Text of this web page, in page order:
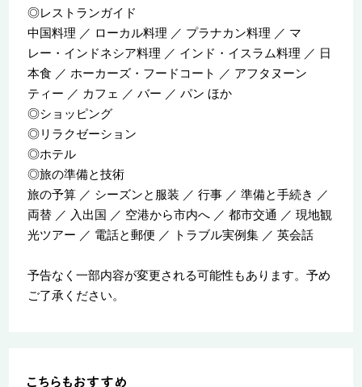
◎レストランガイド
中国料理 ／ ローカル料理 ／ プラナカン料理 ／ マ
レー・インドネシア料理 ／ インド・イスラム料理 ／ 日
本食 ／ ホーカーズ・フードコート ／ アフタヌーン
ティー ／ カフェ ／ バー ／ パン ほか
◎ショッピング
◎リラクゼーション
◎ホテル
◎旅の準備と技術
旅の予算 ／ シーズンと服装 ／ 行事 ／ 準備と手続き ／
両替 ／ 入出国 ／ 空港から市内へ ／ 都市交通 ／ 現地観
光ツアー ／ 電話と郵便 ／ トラブル実例集 ／ 英会話
予告なく一部内容が変更される可能性もあります。予め
ご了承ください。